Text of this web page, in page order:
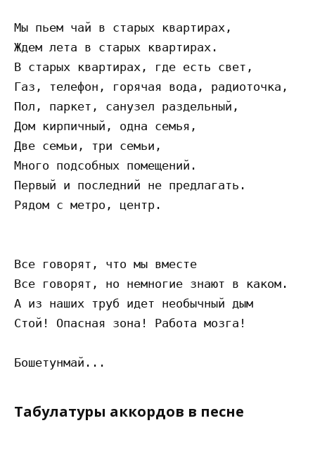
Мы пьем чай в старых квартирах,
Ждем лета в старых квартирах.
В старых квартирах, где есть свет,
Газ, телефон, горячая вода, радиоточка,
Пол, паркет, санузел раздельный,
Дом кирпичный, одна семья,
Две семьи, три семьи,
Много подсобных помещений.
Первый и последний не предлагать.
Рядом с метро, центр.
Все говорят, что мы вместе
Все говорят, но немногие знают в каком.
А из наших труб идет необычный дым
Стой! Опасная зона! Работа мозга!
Табулатуры аккордов в песне